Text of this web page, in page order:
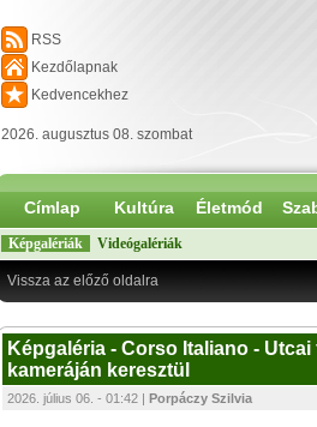
RSS
Kezdőlapnak
Kedvencekhez
2026. augusztus 08. szombat
Címlap Kultúra Életmód
Képgalériák Videógalériák
Vissza az előző oldalra
Képgaléria - Corso Italiano -
kameráján keresztül
2026. július 06. - 01:42 | Porpáczy Szilvia